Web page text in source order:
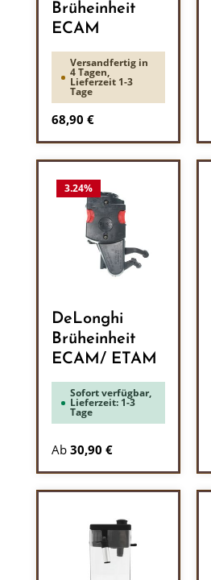
Brüheinheit
ECAM
Versandfertig in
4 Tagen,
Lieferzeit 1-3
Tage
Regulärer Preis:
68,90 €
3.24%
DeLonghi
Brüheinheit
ECAM/ ETAM
Sofort verfügbar,
Lieferzeit: 1-3
Tage
Ab 30,90 €